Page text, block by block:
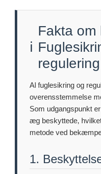
ℹ️
Fakta om
regulering
Al fuglesikring og
overensstemmelse
Som udgangspunkt
æg beskyttede,
metode ved
1.